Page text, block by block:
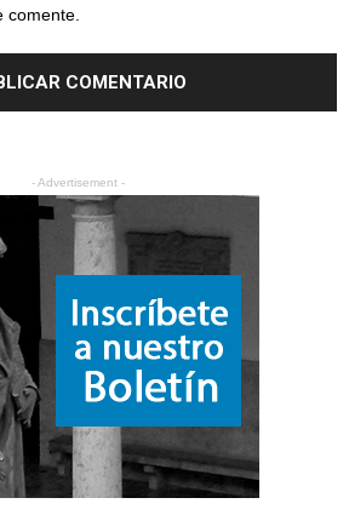
comente.
- Advertisement -